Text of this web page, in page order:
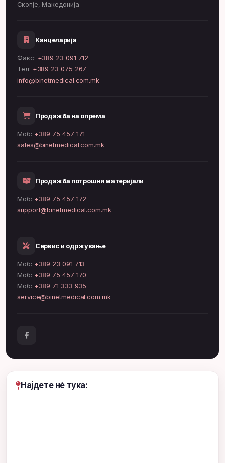
Скопје, Македонија
Канцеларија
Факс: +389 23 091 712
Тел: +389 23 075 267
info@binetmedical.com.mk
Продажба на опрема
Моб: +389 75 457 171
sales@binetmedical.com.mk
Продажба потрошни материјали
Моб: +389 75 457 172
support@binetmedical.com.mk
Сервис и одржување
Моб: +389 23 091 713
Моб: +389 75 457 170
Моб: +389 71 333 935
service@binetmedical.com.mk
Најдете нè тука: